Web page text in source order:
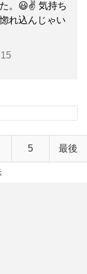
。😃✌️ 気持ち
れ込んじゃい
5 最後